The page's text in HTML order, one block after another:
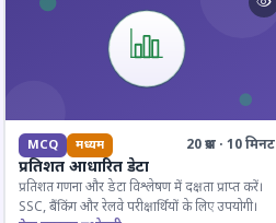
MCQ मध्यम 20 प्रश्न · 10 मिनट
प्रतिशत आधारित डेटा
प्रतिशत गणना और डेटा विश्लेषण में दक्षता प्राप्त करें।
SSC, बैंकिंग और रेलवे परीक्षार्थियों के लिए उपयोगी।